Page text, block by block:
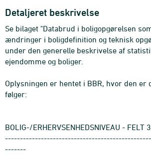
Detaljeret beskrivelse
Se bilaget "Databrud i boligopgørelsen
ændringer i boligdefinition og teknisk
under den generelle beskrivelse af
ejendomme og boliger.
Oplysningen er hentet i BBR, hvor den er
følger:
BOLIG-/ERHERVSENHEDSNIVEAU - FELT
-------